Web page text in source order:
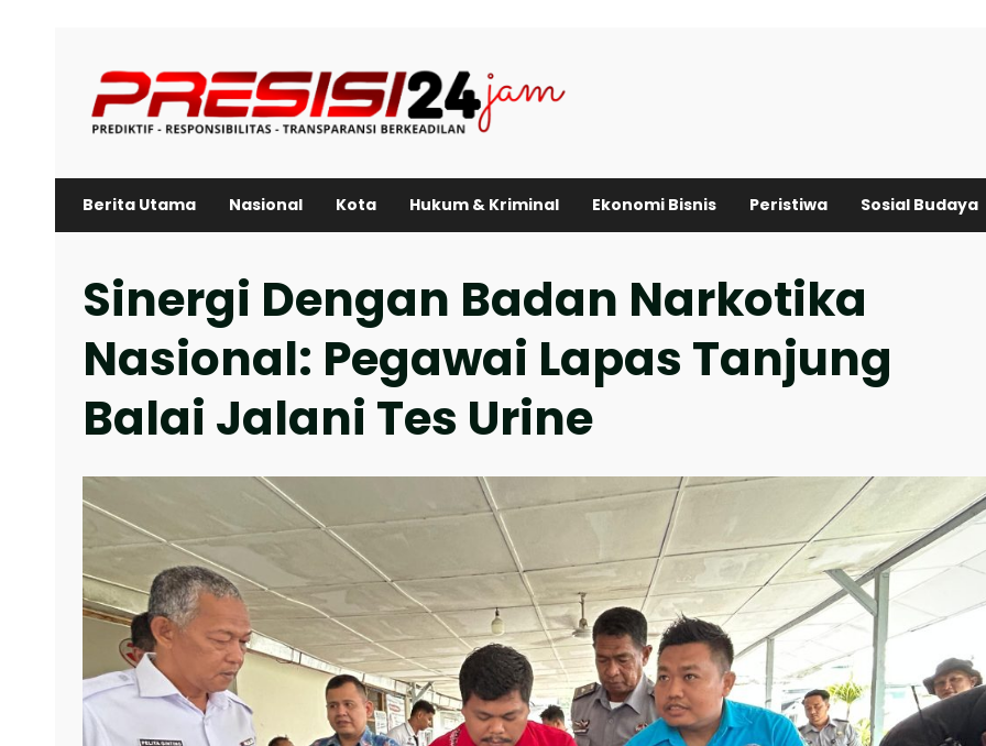
content
Berita Utama Nasional Kota Hukum & Kriminal Ekonomi Bisnis Peristiwa Sosial Budaya
‎Sinergi Dengan Badan Narkotika
Nasional: Pegawai Lapas Tanjung
Balai Jalani Tes Urine